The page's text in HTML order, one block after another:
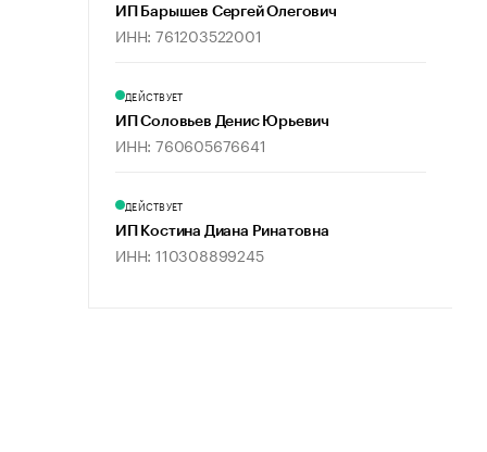
ИП Барышев Сергей Олегович
ИНН: 761203522001
ДЕЙСТВУЕТ
ИП Соловьев Денис Юрьевич
ИНН: 760605676641
ДЕЙСТВУЕТ
ИП Костина Диана Ринатовна
ИНН: 110308899245